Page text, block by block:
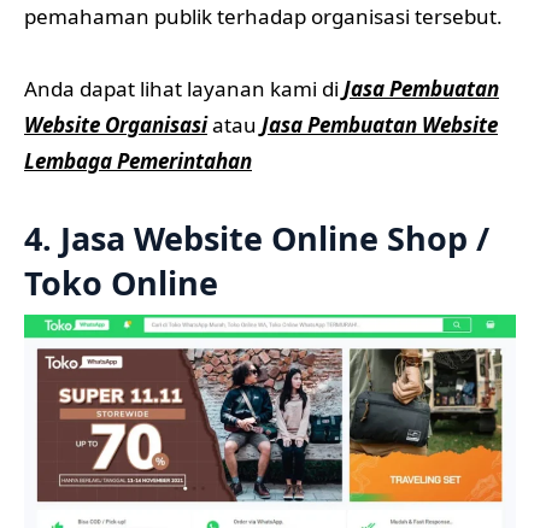
pemahaman publik terhadap organisasi tersebut.
Anda dapat lihat layanan kami di Jasa Pembuatan
Website Organisasiatau Jasa Pembuatan Website
Lembaga Pemerintahan
4. Jasa Website Online Shop /
Toko Online